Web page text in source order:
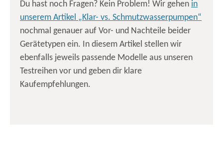
Du hast noch Fragen? Kein Problem! Wir gehen in
unserem Artikel „Klar- vs. Schmutzwasserpumpen“
nochmal genauer auf Vor- und Nachteile beider
Gerätetypen ein. In diesem Artikel stellen wir
ebenfalls jeweils passende Modelle aus unseren
Testreihen vor und geben dir klare
Kaufempfehlungen.